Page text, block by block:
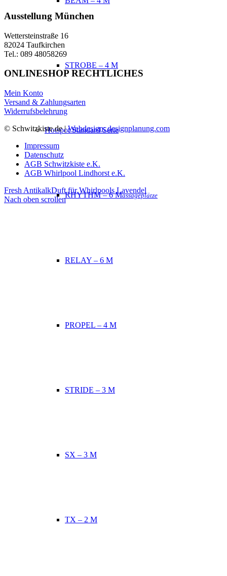
STROBE – 4 M
Hotspot Standard Serie
RHYTHM – 6 Massageplätze
RELAY – 6 M
PROPEL – 4 M
STRIDE – 3 M
SX – 3 M
TX – 2 M
Ausstellung München
Wettersteinstraße 16
82024 Taufkirchen
Tel.: 089 48058269
ONLINESHOP RECHTLICHES
Mein Konto
Versand & Zahlungsarten
Widerrufsbelehrung
© Schwitzkiste.de |Webdesign: designplanung.com
Impressum
Datenschutz
AGB Schwitzkiste e.K.
AGB Whirlpool Lindhorst e.K.
Fresh AntikalkDuft für Whirlpools Lavendel
Nach oben scrollen